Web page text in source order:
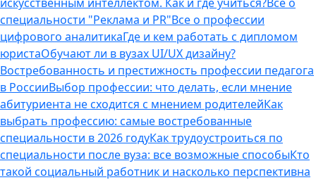
специальности "Реклама и PR"Все о профессии
цифрового аналитикаГде и кем работать с дипломом
юристаОбучают ли в вузах UI/UX дизайну?
Востребованность и престижность профессии педагога
в РоссииВыбор профессии: что делать, если мнение
абитуриента не сходится с мнением родителейКак
выбрать профессию: самые востребованные
специальности в 2026 годуКак трудоустроиться по
специальности после вуза: все возможные способыКто
такой социальный работник и насколько перспективна